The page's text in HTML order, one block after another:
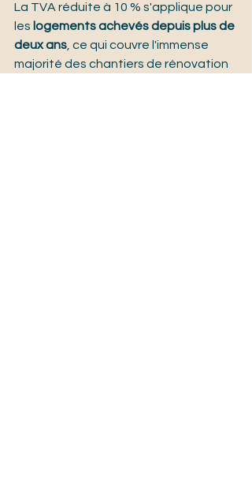
La TVA réduite à 10 % s'applique pour
les logements achevés depuis plus de
deux ans, ce qui couvre l'immense
majorité des chantiers de rénovation